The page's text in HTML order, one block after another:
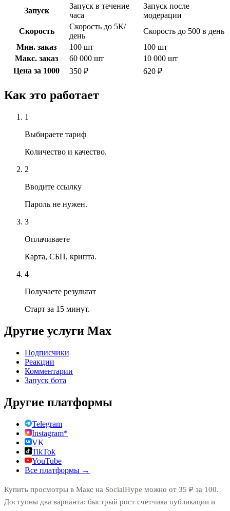
Запуск
Запуск в течение
часа
Запуск после
модерации
Скорость
Скорость до 5К/
день
Скорость до 500 в день
Мин. заказ
100 шт
100 шт
Макс. заказ
60 000 шт
10 000 шт
Цена за 1000
350 ₽ 620 ₽
Как это работает
1
Выбираете тариф
Количество и качество.
2
Вводите ссылку
Пароль не нужен.
3
Оплачиваете
Карта, СБП, крипта.
4
Получаете результат
Старт за 15 минут.
Другие услуги Max
Подписчики
Реакции
Комментарии
Запуск бота
Другие платформы
Telegram
Instagram*
VK
TikTok
YouTube
Все платформы →
Купить просмотры в Макс на SocialHype можно от 35 ₽ за 100.
Доступны два варианта: быстрый рост счётчика публикации и